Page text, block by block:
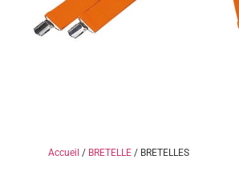
Accueil / BRETELLE / BRETELLES